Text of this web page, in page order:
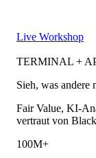
Live Workshop
TERMINAL +
Sieh, was andere
Fair Value, KI-
vertraut von
100M+